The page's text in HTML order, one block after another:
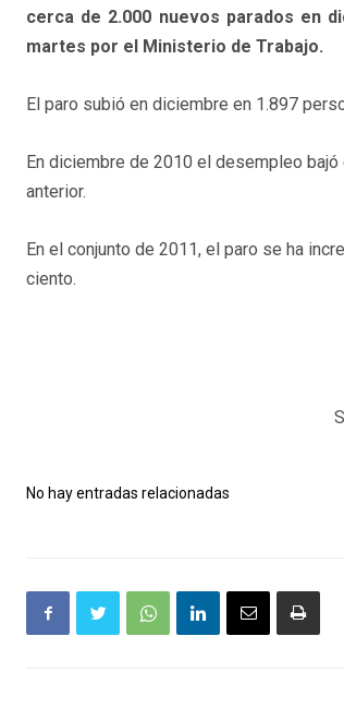
cerca de 2.000 nuevos parados en
martes por el Ministerio de Trabajo.
El paro subió en diciembre en 1.897
En diciembre de 2010 el desempleo
anterior.
En el conjunto de 2011, el paro se ha
ciento.
No hay entradas relacionadas